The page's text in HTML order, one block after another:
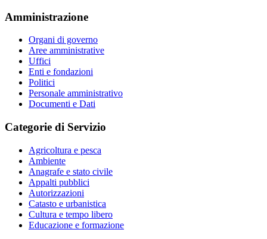
Amministrazione
Organi di governo
Aree amministrative
Uffici
Enti e fondazioni
Politici
Personale amministrativo
Documenti e Dati
Categorie di Servizio
Agricoltura e pesca
Ambiente
Anagrafe e stato civile
Appalti pubblici
Autorizzazioni
Catasto e urbanistica
Cultura e tempo libero
Educazione e formazione